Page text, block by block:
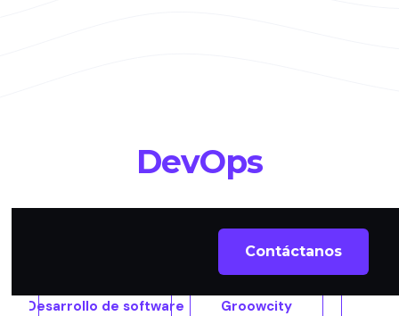
DevOps
Contáctanos
Desarrollo de software Groowcity